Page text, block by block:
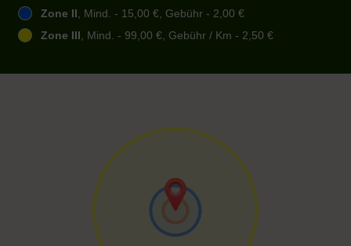
Zone II, Mind. - 15,00 €, Gebühr - 2,00 €
Zone III, Mind. - 99,00 €, Gebühr / Km - 2,50 €